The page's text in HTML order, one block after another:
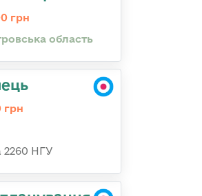
грн
область
грн
2260 НГУ